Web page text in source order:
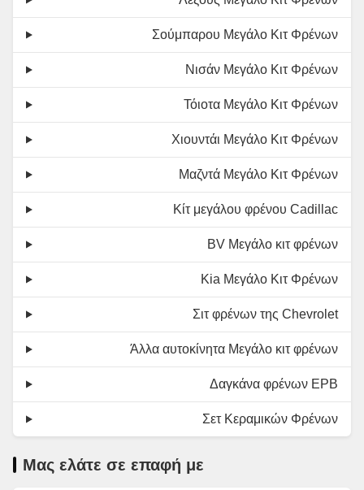
Σούμπαρου Μεγάλο Κιτ Φρένων
Νισάν Μεγάλο Κιτ Φρένων
Τόιοτα Μεγάλο Κιτ Φρένων
Χιουντάι Μεγάλο Κιτ Φρένων
Μαζντά Μεγάλο Κιτ Φρένων
Κίτ μεγάλου φρένου Cadillac
ΒV Μεγάλο κιτ φρένων
Kia Μεγάλο Κιτ Φρένων
Σιτ φρένων της Chevrolet
Άλλα αυτοκίνητα Μεγάλο κιτ φρένων
Δαγκάνα φρένων EPB
Σετ Κεραμικών Φρένων
Μας ελάτε σε επαφή με